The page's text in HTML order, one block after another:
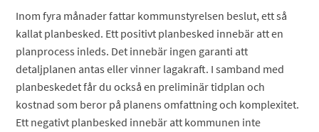
Inom fyra månader fattar kommunstyrelsen beslut, ett så
kallat planbesked. Ett positivt planbesked innebär att en
planprocess inleds. Det innebär ingen garanti att
detaljplanen antas eller vinner lagakraft. I samband med
planbeskedet får du också en preliminär tidplan och
kostnad som beror på planens omfattning och komplexitet.
Ett negativt planbesked innebär att kommunen inte